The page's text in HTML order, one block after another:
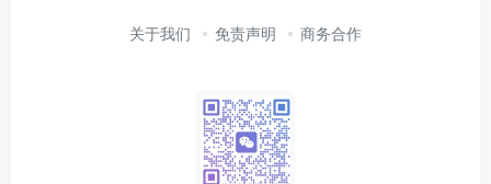
关于我们 免责声明 商务合作